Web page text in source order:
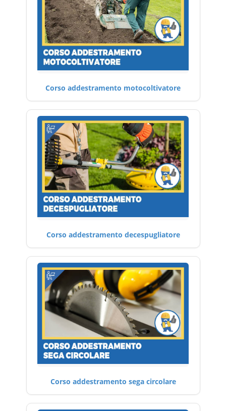
Corso addestramento motocoltivatore
Corso addestramento decespugliatore
Corso addestramento sega circolare